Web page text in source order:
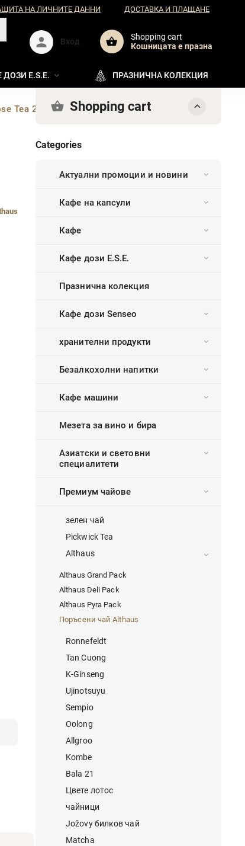
НА ЛИЧНИТЕ ДАННИ ДОСТАВКА И ПЛАЩАНЕ
Shopping cart
Кошницата e празна
Вход
ДОЗИ E.S.E. ПРАЗНИЧНА КОЛЕКЦИЯ
Tea 250гр Shopping cart
Categories
Актуални промоции и новини
Кафе на капсули
Кафе
Кафе дози E.S.E.
Празнична колекция
Кафе дози Senseo
хранителни продукти
Безалкохолни напитки
Кафе машини
Мезета за вино и бира
Азиатски и световни
специалитети
Премиум чайове
зелен чай
Pickwick Tea
Althaus
Althaus Grand Pack
Althaus Deli Pack
Althaus Pyra Pack
Поръсени чай Althaus
Ronnefeldt
Tan Cuong
K-Ginseng
Ujinotsuyu
Sempio
Oolong
Allgroo
Kombe
Bala 21
Цвете лотос
чайници
Jožovy билков чай
Matcha